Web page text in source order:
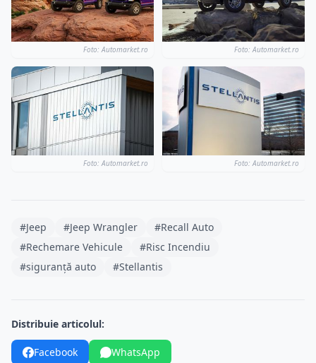
Foto: Automarket.ro Foto: Automarket.ro
Foto: Automarket.ro Foto: Automarket.ro
#Jeep #Jeep Wrangler
#Recall Auto
#Rechemare Vehicule
#Risc Incendiu
#siguranță auto
#Stellantis
Distribuie articolul:
Facebook WhatsApp